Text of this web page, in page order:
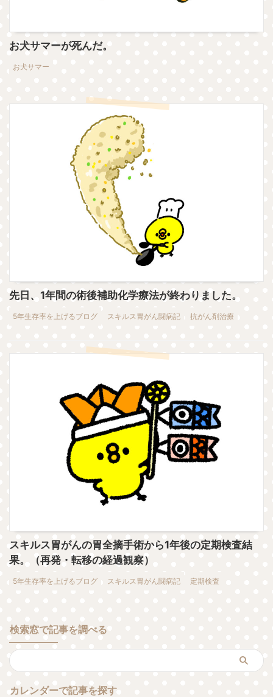
お犬サマーが死んだ。
お犬サマー
先日、1年間の術後補助化学療法が終わりました。
5年生存率を上げるブログ スキルス胃がん闘病記 抗がん剤治療
スキルス胃がんの胃全摘手術から1年後の定期検査結
果。（再発・転移の経過観察）
5年生存率を上げるブログ スキルス胃がん闘病記 定期検査
検索窓で記事を調べる
カレンダーで記事を探す